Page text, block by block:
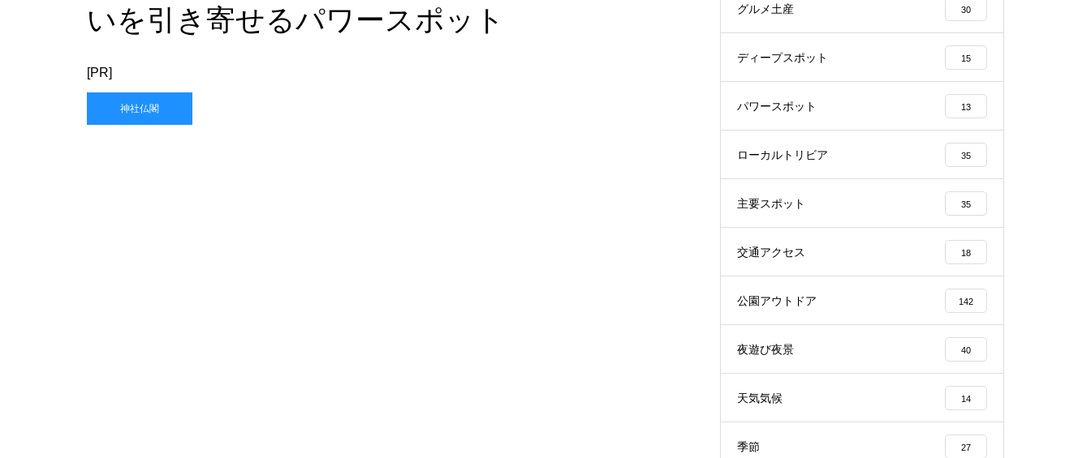
いを引き寄せるパワースポット
[PR]
神社仏閣
グルメ土産 30
ディープスポット 15
パワースポット 13
ローカルトリビア 35
主要スポット 35
交通アクセス 18
公園アウトドア 142
夜遊び夜景 40
天気気候 14
季節 27